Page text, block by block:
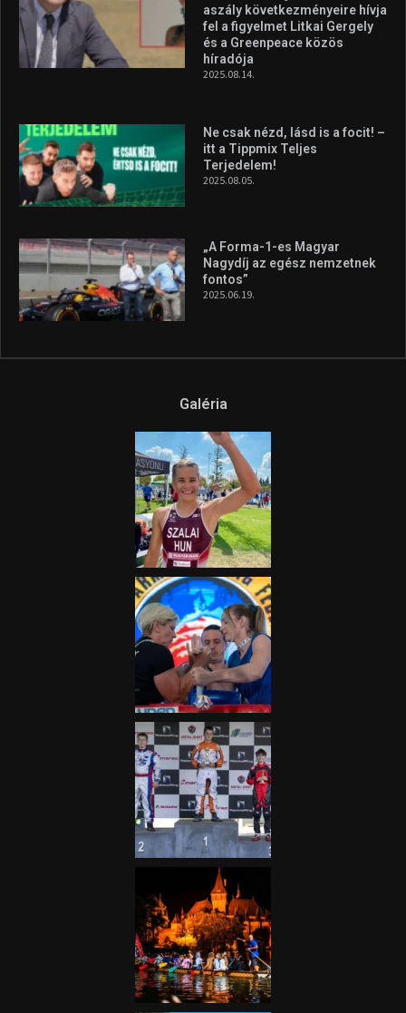
aszály következményeire hívja
fel a figyelmet Litkai Gergely
és a Greenpeace közös
híradója
2025.08.14.
Ne csak nézd, lásd is a focit! –
itt a Tippmix Teljes
Terjedelem!
2025.08.05.
„A Forma-1-es Magyar
Nagydíj az egész nemzetnek
fontos”
2025.06.19.
Galéria